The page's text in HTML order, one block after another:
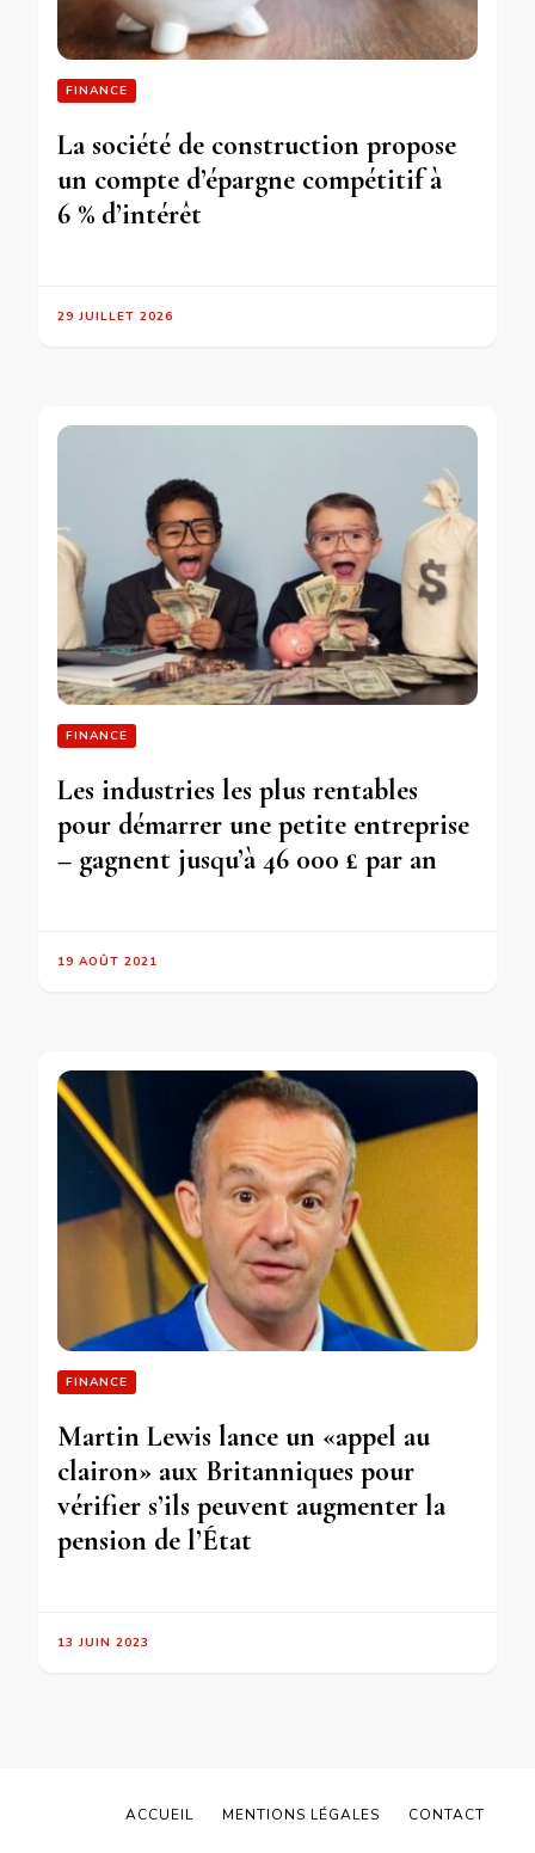
FINANCE
La société de construction propose
un compte d’épargne compétitif à
6 % d’intérêt
29 JUILLET 2026
FINANCE
Les industries les plus rentables
pour démarrer une petite entreprise
– gagnent jusqu’à 46 000 £ par an
19 AOÛT 2021
FINANCE
Martin Lewis lance un «appel au
clairon» aux Britanniques pour
vérifier s’ils peuvent augmenter la
pension de l’État
13 JUIN 2023
ACCUEIL MENTIONS LÉGALES CONTACT